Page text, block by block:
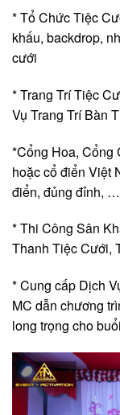
* Tổ Chức Tiệc
khấu, backdrop,
cưới
* Trang Trí Tiệc
Vụ Trang Trí Bàn
*Cổng Hoa, Cổng
hoặc cổ điển Việt
điển, đủng đỉnh, …
* Thi Công Sân
Thanh Tiệc Cưới,
* Cung cấp Dịch
MC dẫn chương
long trọng cho